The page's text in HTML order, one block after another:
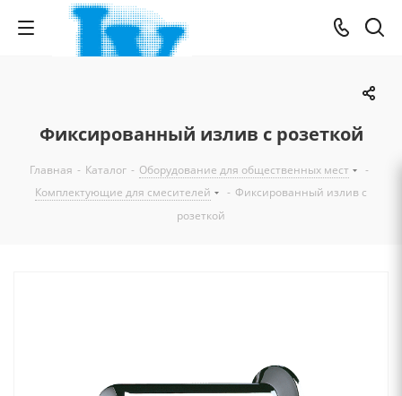
Фиксированный излив с розеткой
Главная - Каталог - Оборудование для общественных мест
-
Комплектующие для смесителей
- Фиксированный излив с
розеткой